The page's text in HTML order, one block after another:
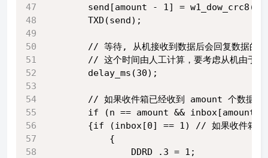
send[amount - 1] =
TXD(send);
// 等待, 从机接收到数据后会回复数据的
// 这个时间由人工计算，要考虑从机由于各
        delay_ms(30);
// 如果收件箱已经收到 amount 个数据,
if (n == amount && inbox[amount
{if (inbox[0] == 1) // 如果收件箱地
            {
                DDRD .3 = 1;